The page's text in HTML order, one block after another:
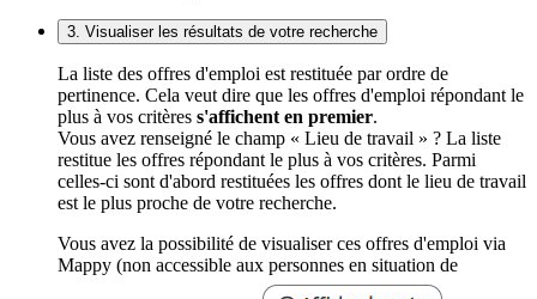
3. Visualiser les résultats de votre recherche
La liste des offres d'emploi est restituée par ordre de
pertinence. Cela veut dire que les offres d'emploi répondant le
plus à vos critères s'affichent en premier.
Vous avez renseigné le champ « Lieu de travail » ? La liste
restitue les offres répondant le plus à vos critères. Parmi
celles-ci sont d'abord restituées les offres dont le lieu de travail
est le plus proche de votre recherche.
Vous avez la possibilité de visualiser ces offres d'emploi via
Mappy (non accessible aux personnes en situation de